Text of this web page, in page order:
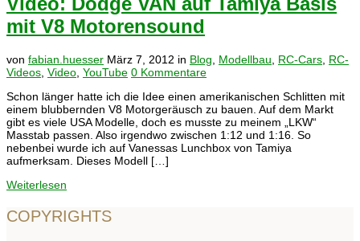
mit V8 Motorensound
von fabian.huesser März 7, 2012 in Blog, Modellbau, RC-Cars, RC-
Videos, Video, YouTube 0 Kommentare
Schon länger hatte ich die Idee einen amerikanischen Schlitten mit
einem blubbernden V8 Motorgeräusch zu bauen. Auf dem Markt
gibt es viele USA Modelle, doch es musste zu meinem „LKW“
Masstab passen. Also irgendwo zwischen 1:12 und 1:16. So
nebenbei wurde ich auf Vanessas Lunchbox von Tamiya
aufmerksam. Dieses Modell […]
Weiterlesen
COPYRIGHTS